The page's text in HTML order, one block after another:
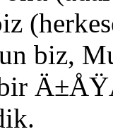
biz,